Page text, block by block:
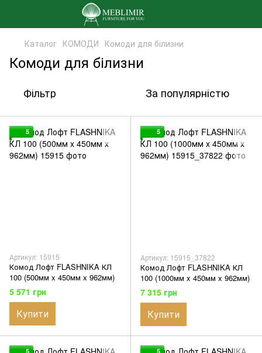
Каталог КОМОДИ Комоди для білизни
Комоди для білизни
Фільтр За популярністю
5
Артикул: 15915
Комод Лофт FLASHNIKA КЛ
100 (500мм x 450мм x 962мм)
5 571 грн
Купити
5
Артикул: 15915_37822
Комод Лофт FLASHNIKA КЛ
100 (1000мм x 450мм x 962мм)
7 315 грн
Купити
5 5